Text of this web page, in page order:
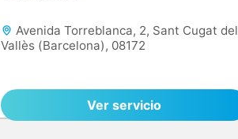
Avenida Torreblanca, 2, Sant Cugat del
Vallès (Barcelona), 08172
Ver servicio